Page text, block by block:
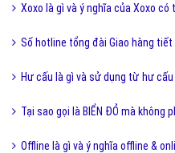
Xoxo là gì và ý nghĩa của Xoxo
Số hotline tổng đài Giao hàng
Hư cấu là gì và sử dụng từ hư
Tại sao gọi là BIỂN ĐỎ mà không
Offline là gì và ý nghĩa offline &